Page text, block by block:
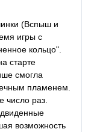
(Вспыш и
игры с
кольцо".
старте
смогла
пламенем.
число раз.
возможность